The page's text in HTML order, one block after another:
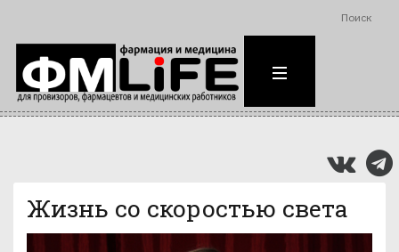
Поиск
Жизнь со скоростью света